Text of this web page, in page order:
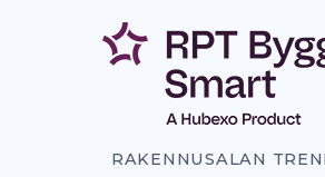
RAKENNUSALAN